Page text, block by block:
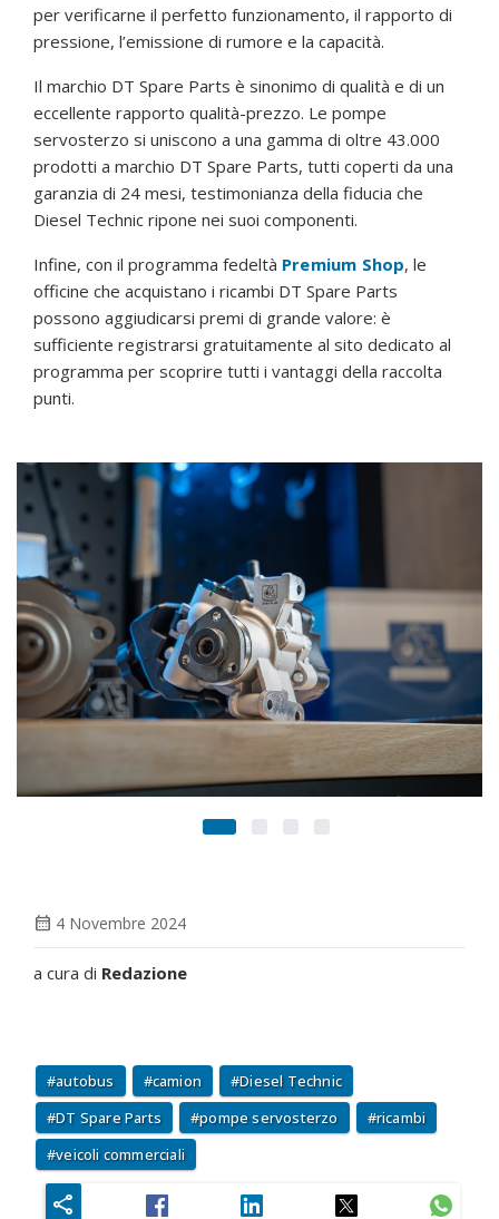
per verificarne il perfetto funzionamento, il rapporto di
pressione, l’emissione di rumore e la capacità.
Il marchio DT Spare Parts è sinonimo di qualità e di un
eccellente rapporto qualità-prezzo. Le pompe
servosterzo si uniscono a una gamma di oltre 43.000
prodotti a marchio DT Spare Parts, tutti coperti da una
garanzia di 24 mesi, testimonianza della fiducia che
Diesel Technic ripone nei suoi componenti.
Infine, con il programma fedeltà Premium Shop, le
officine che acquistano i ricambi DT Spare Parts
possono aggiudicarsi premi di grande valore: è
sufficiente registrarsi gratuitamente al sito dedicato al
programma per scoprire tutti i vantaggi della raccolta
punti.
calendar_month 4 Novembre 2024
a cura di Redazione
autobus camion
Diesel Technic
DT Spare Parts
pompe servosterzo
ricambi
veicoli commerciali